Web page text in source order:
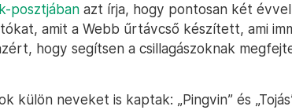
posztjában azt írja, hogy pontosan két
amit a Webb űrtávcső készített, ami
hogy segítsen a csillagászoknak
külön neveket is kaptak: „Pingvin” és